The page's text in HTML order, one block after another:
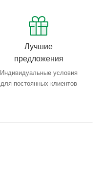
Лучшие
предложения
Индивидуальные условия
для постоянных клиентов